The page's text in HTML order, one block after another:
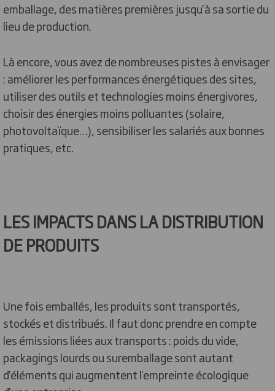
emballage, des matières premières jusqu'à sa sortie du
lieu de production.
Là encore, vous avez de nombreuses pistes à envisager
: améliorer les performances énergétiques des sites,
utiliser des outils et technologies moins énergivores,
choisir des énergies moins polluantes (solaire,
photovoltaïque…), sensibiliser les salariés aux bonnes
pratiques, etc.
LES IMPACTS DANS LA DISTRIBUTION
DE PRODUITS
Une fois emballés, les produits sont transportés,
stockés et distribués. Il faut donc prendre en compte
les émissions liées aux transports : poids du vide,
packagings lourds ou suremballage sont autant
d'éléments qui augmentent l'empreinte écologique